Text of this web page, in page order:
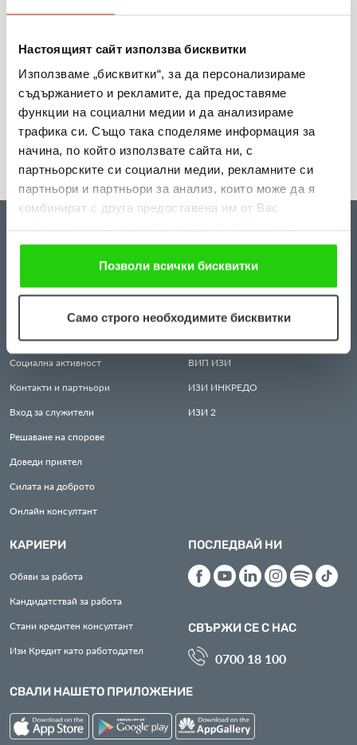
Настоящият сайт използва бисквитки
Използваме „бисквитки“, за да персонализираме
съдържанието и рекламите, да предоставяме
функции на социални медии и да анализираме
трафика си. Също така споделяме информация за
начина, по който използвате сайта ни, с
партньорските си социални медии, рекламните си
партньори и партньори за анализ, които може да я
комбинират с друга предоставена им от Вас
ползването от Ваша страна на услугите им. Ако
продължавате да използвате нашия уебсайт, Вие се
съгласявате с нашите "бисквитки".
Позволи всички бисквитки
Само строго необходимите бисквитки
„Мобилен кабинет за репродуктивно здраве“
посети три населени места в община Разград
Виж повече
Защита на личните данни
Правила и условия за ползване
Често задавани въпроси
Социална активност
Контакти и партньори
Вход за служители
Решаване на спорове
Доведи приятел
Силата на доброто
Онлайн консултант
ИЗИКРЕДИТ
ИЗИМЕСЕЦ
КРЕДИТПЕНСИОНЕР
ИЗИМАКС
ВИП ИЗИ
ИЗИ ИНКРЕДО
ИЗИ 2
КАРИЕРИ
Обяви за работа
Кандидатствай за работа
Стани кредитен консултант
Изи Кредит като работодател
ПОСЛЕДВАЙ НИ
СВЪРЖИ СЕ С НАС
0700 18 100
СВАЛИ НАШЕТО ПРИЛОЖЕНИЕ